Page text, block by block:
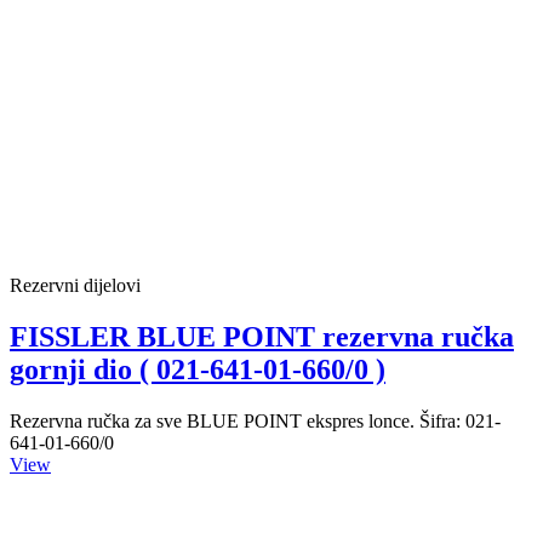
Rezervni dijelovi
FISSLER BLUE POINT rezervna ručka
gornji dio ( 021-641-01-660/0 )
Rezervna ručka za sve BLUE POINT ekspres lonce. Šifra: 021-
641-01-660/0
View